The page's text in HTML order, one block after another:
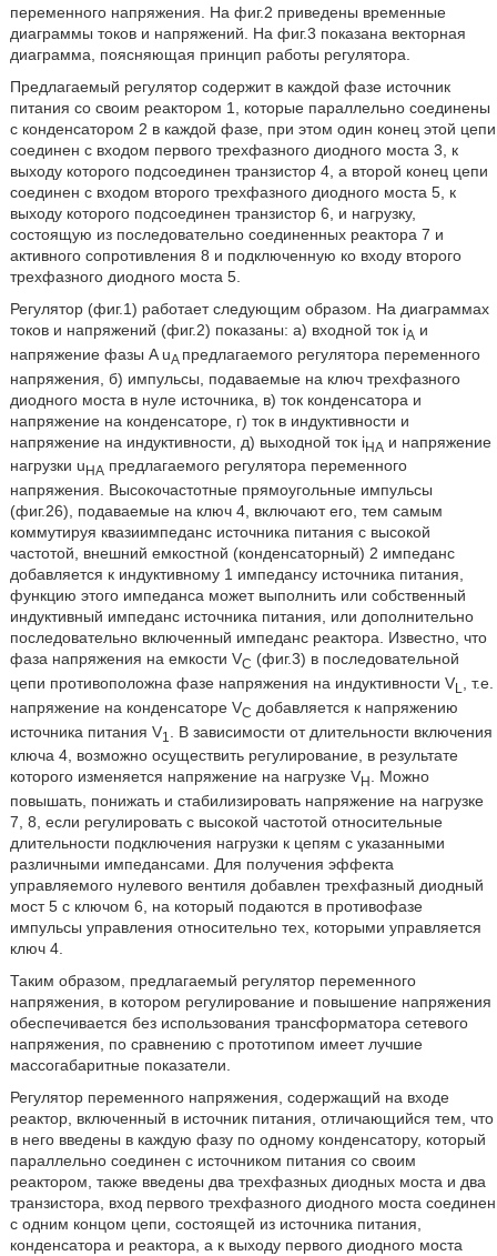
переменного напряжения. На фиг.2 приведены временные
диаграммы токов и напряжений. На фиг.3 показана векторная
диаграмма, поясняющая принцип работы регулятора.
Предлагаемый регулятор содержит в каждой фазе источник
питания со своим реактором 1, которые параллельно соединены
с конденсатором 2 в каждой фазе, при этом один конец этой цепи
соединен с входом первого трехфазного диодного моста 3, к
выходу которого подсоединен транзистор 4, а второй конец цепи
соединен с входом второго трехфазного диодного моста 5, к
выходу которого подсоединен транзистор 6, и нагрузку,
состоящую из последовательно соединенных реактора 7 и
активного сопротивления 8 и подключенную ко входу второго
трехфазного диодного моста 5.
Регулятор (фиг.1) работает следующим образом. На диаграммах
токов и напряжений (фиг.2) показаны: а) входной ток iA и
напряжение фазы A uA предлагаемого регулятора переменного
напряжения, б) импульсы, подаваемые на ключ трехфазного
диодного моста в нуле источника, в) ток конденсатора и
напряжение на конденсаторе, г) ток в индуктивности и
напряжение на индуктивности, д) выходной ток iHA и напряжение
нагрузки u HA предлагаемого регулятора переменного
напряжения. Высокочастотные прямоугольные импульсы
(фиг.26), подаваемые на ключ 4, включают его, тем самым
коммутируя квазиимпеданс источника питания с высокой
частотой, внешний емкостной (конденсаторный) 2 импеданс
добавляется к индуктивному 1 импедансу источника питания,
функцию этого импеданса может выполнить или собственный
индуктивный импеданс источника питания, или дополнительно
последовательно включенный импеданс реактора. Известно, что
фаза напряжения на емкости VC (фиг.3) в последовательной
цепи противоположна фазе напряжения на индуктивности VL
, т.е.
напряжение на конденсаторе VC добавляется к напряжению
источника питания V1
. В зависимости от длительности включения
ключа 4, возможно осуществить регулирование, в результате
которого изменяется напряжение на нагрузке VH . Можно
повышать, понижать и стабилизировать напряжение на нагрузке
7, 8, если регулировать с высокой частотой относительные
длительности подключения нагрузки к цепям с указанными
различными импедансами. Для получения эффекта
управляемого нулевого вентиля добавлен трехфазный диодный
мост 5 с ключом 6, на который подаются в противофазе
импульсы управления относительно тех, которыми управляется
ключ 4.
Таким образом, предлагаемый регулятор переменного
напряжения, в котором регулирование и повышение напряжения
обеспечивается без использования трансформатора сетевого
напряжения, по сравнению с прототипом имеет лучшие
массогабаритные показатели.
Регулятор переменного напряжения, содержащий на входе
реактор, включенный в источник питания, отличающийся тем, что
в него введены в каждую фазу по одному конденсатору, который
параллельно соединен с источником питания со своим
реактором, также введены два трехфазных диодных моста и два
транзистора, вход первого трехфазного диодного моста соединен
с одним концом цепи, состоящей из источника питания,
конденсатора и реактора, а к выходу первого диодного моста